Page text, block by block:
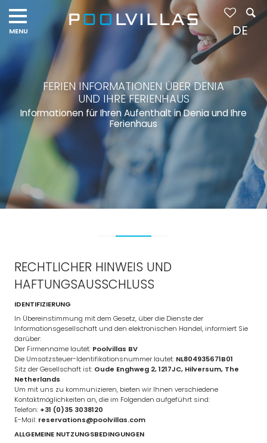
FERIEN INFORMATIONEN ÜBER DENIA
UND IHRE FERIENHAUS
Informationen für Ihren Aufenthalt in Denia und Ihre
Ferienhaus
RECHTLICHER HINWEIS UND
HAFTUNGSAUSSCHLUSS
IDENTIFIZIERUNG
In Übereinstimmung mit dem Gesetz, über die Dienste der
Informationsgesellschaft und den elektronischen Handel, informiert Sie
darüber:
Der Firmenname lautet: Poolvillas BV
Die Umsatzsteuer-Identifikationsnummer lautet: NL804935671B01
Sitz der Gesellschaft ist: Oude Enghweg 2, 1217JC, Hilversum, The
Netherlands
Um mit uns zu kommunizieren, bieten wir Ihnen verschiedene
Kontaktmöglichkeiten an, die im Folgenden aufgeführt sind:
Telefon: +31 (0)35 3038120
E-Mail: reservations@poolvillas.com
ALLGEMEINE NUTZUNGSBEDINGUNGEN
DE